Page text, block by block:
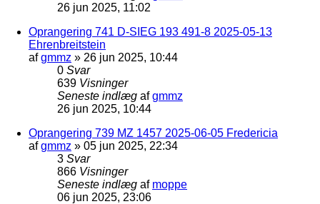
26 jun 2025, 11:02
Oprangering 741 D-SIEG 193 491-8 2025-05-13
Ehrenbreitstein
afgmmz » 26 jun 2025, 10:44
0 Svar
639 Visninger
Seneste indlæg afgmmz
26 jun 2025, 10:44
Oprangering 739 MZ 1457 2025-06-05 Fredericia
afgmmz » 05 jun 2025, 22:34
3 Svar
866 Visninger
Seneste indlæg af moppe
06 jun 2025, 23:06